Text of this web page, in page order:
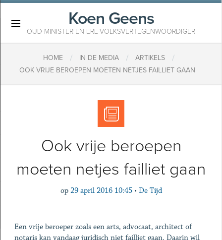
Koen Geens
OUD-MINISTER EN ERE-VOLKSVERTEGENWOORDIGER
HOME / IN DE MEDIA / ARTIKELS /
OOK VRIJE BEROEPEN MOETEN NETJES FAILLIET GAAN
Ook vrije beroepen
moeten netjes failliet gaan
op 29 april 2016 10:45 • De Tijd
Een vrije beroeper zoals een arts, advocaat, architect of
notaris kan vandaag juridisch niet failliet gaan. Daarin wil